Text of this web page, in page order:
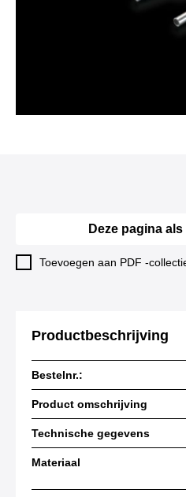
Deze pagina
Toevoegen aan PDF -
Productbeschrijving
Bestelnr.:
Product omschrijving
Technische gegevens
Materiaal